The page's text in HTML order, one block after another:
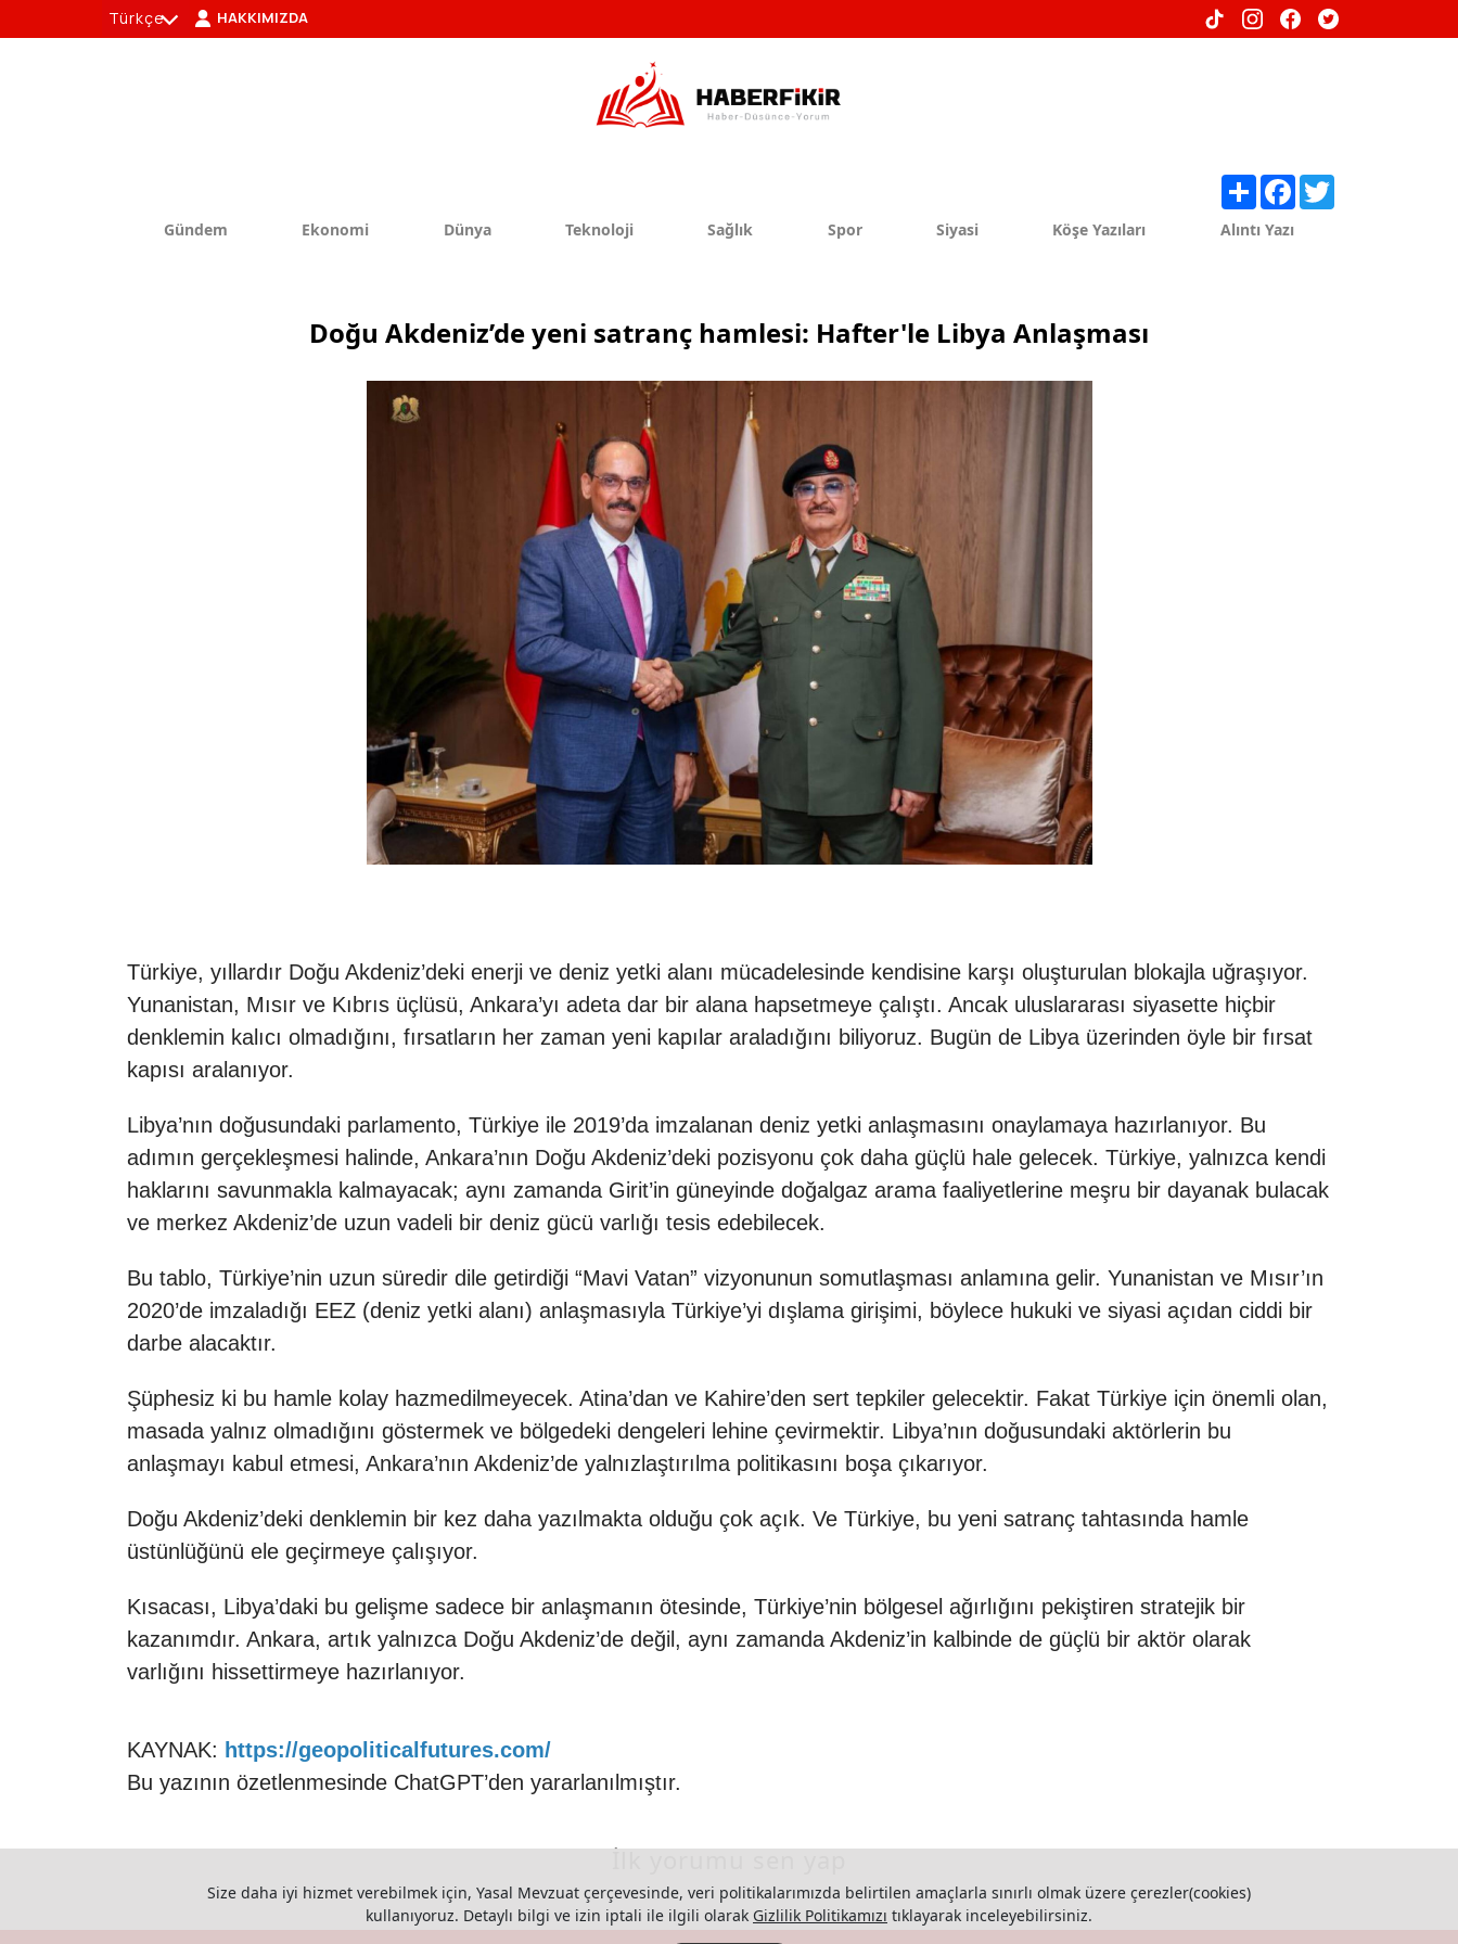
Gündem Ekonomi Dünya Teknoloji Sağlık Spor Siyasi Köşe Yazıları Alıntı Yazı
Doğu Akdeniz’de yeni satranç hamlesi: Hafter'le Libya Anlaşması
Türkiye, yıllardır Doğu Akdeniz’deki enerji ve deniz yetki alanı mücadelesinde kendisine karşı oluşturulan blokajla uğraşıyor.
Yunanistan, Mısır ve Kıbrıs üçlüsü, Ankara’yı adeta dar bir alana hapsetmeye çalıştı. Ancak uluslararası siyasette hiçbir
denklemin kalıcı olmadığını, fırsatların her zaman yeni kapılar araladığını biliyoruz. Bugün de Libya üzerinden öyle bir fırsat
kapısı aralanıyor.
Libya’nın doğusundaki parlamento, Türkiye ile 2019’da imzalanan deniz yetki anlaşmasını onaylamaya hazırlanıyor. Bu
adımın gerçekleşmesi halinde, Ankara’nın Doğu Akdeniz’deki pozisyonu çok daha güçlü hale gelecek. Türkiye, yalnızca kendi
haklarını savunmakla kalmayacak; aynı zamanda Girit’in güneyinde doğalgaz arama faaliyetlerine meşru bir dayanak bulacak
ve merkez Akdeniz’de uzun vadeli bir deniz gücü varlığı tesis edebilecek.
Bu tablo, Türkiye’nin uzun süredir dile getirdiği “Mavi Vatan” vizyonunun somutlaşması anlamına gelir. Yunanistan ve Mısır’ın
2020’de imzaladığı EEZ (deniz yetki alanı) anlaşmasıyla Türkiye’yi dışlama girişimi, böylece hukuki ve siyasi açıdan ciddi bir
darbe alacaktır.
Şüphesiz ki bu hamle kolay hazmedilmeyecek. Atina’dan ve Kahire’den sert tepkiler gelecektir. Fakat Türkiye için önemli olan,
masada yalnız olmadığını göstermek ve bölgedeki dengeleri lehine çevirmektir. Libya’nın doğusundaki aktörlerin bu
anlaşmayı kabul etmesi, Ankara’nın Akdeniz’de yalnızlaştırılma politikasını boşa çıkarıyor.
Doğu Akdeniz’deki denklemin bir kez daha yazılmakta olduğu çok açık. Ve Türkiye, bu yeni satranç tahtasında hamle
üstünlüğünü ele geçirmeye çalışıyor.
Kısacası, Libya’daki bu gelişme sadece bir anlaşmanın ötesinde, Türkiye’nin bölgesel ağırlığını pekiştiren stratejik bir
kazanımdır. Ankara, artık yalnızca Doğu Akdeniz’de değil, aynı zamanda Akdeniz’in kalbinde de güçlü bir aktör olarak
varlığını hissettirmeye hazırlanıyor.
KAYNAK: https://geopoliticalfutures.com/
Bu yazının özetlenmesinde ChatGPT’den yararlanılmıştır.
İlk yorumu sen yap
Share Facebook
Türkçe
HAKKIMIZDA
Size daha iyi hizmet verebilmek için, Yasal Mevzuat çerçevesinde, veri politikalarımızda belirtilen amaçlarla sınırlı olmak üzere çerezler(cookies)
kullanıyoruz. Detaylı bilgi ve izin iptali ile ilgili olarak Gizlilik Politikamızı tıklayarak inceleyebilirsiniz.